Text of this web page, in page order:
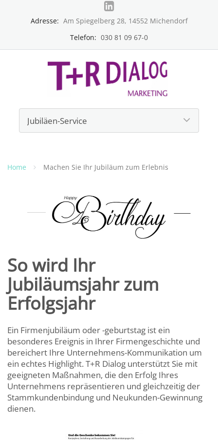
Adresse: Am Spiegelberg 28, 14552 Michendorf
Telefon: 030 81 09 67-0
Home Machen Sie Ihr Jubiläum zum Erlebnis
So wird Ihr
Jubiläumsjahr zum
Erfolgsjahr
Ein Firmenjubiläum oder -geburtstag ist ein
besonderes Ereignis in Ihrer Firmengeschichte und
bereichert Ihre Unternehmens-Kommunikation um
ein echtes Highlight. T+R Dialog unterstützt Sie mit
geeigneten Maßnahmen, die den Erfolg Ihres
Unternehmens repräsentieren und gleichzeitig der
Stammkundenbindung und Neukunden-Gewinnung
dienen.